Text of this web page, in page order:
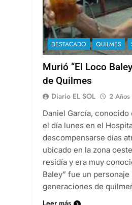
DESTACADO QUILMES
Murió “El Loco
de Quilmes
Diario EL SOL 2 Años
Daniel García, conocido
el día lunes en el
descompensarse días
ubicado en la zona
residía y era muy
Baley” fue un
generaciones de
Leer más